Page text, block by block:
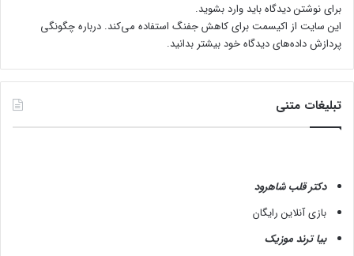
برای نوشتن دیدگاه باید وارد بشوید.
این سایت از اکیسمت برای کاهش جفنگ استفاده می‌کند. درباره چگونگی
پردازش داده‌های دیدگاه خود بیشتر بدانید.
تبلیغات متنی
دکتر قلب شاهرود
بازی آنلاین رایگان
بیا ترند موزیک